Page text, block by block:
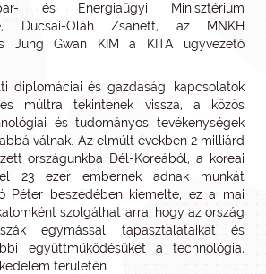
és Energiaügyi Minisztérium
Ducsai-Oláh Zsanett, az MNKH
Jung Gwan KIM a KITA ügyvezető
diplomáciai és gazdasági kapcsolatok
múltra tekintenek vissza, a közös
és tudományos tevékenységek
válnak. Az elmúlt években 2 milliárd
országunkba Dél-Koreából, a koreai
23 ezer embernek adnak munkát
Péter beszédében kiemelte, ez a mai
szolgálhat arra, hogy az ország
egymással tapasztalataikat és
együttműködésüket a technológia,
területén.